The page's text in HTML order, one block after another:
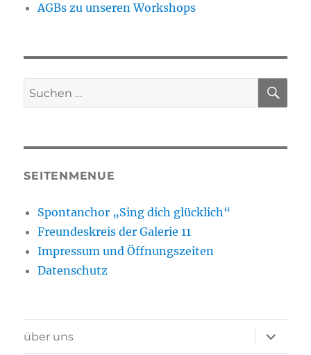
AGBs zu unseren Workshops
Suchen
nach:
SEITENMENUE
Spontanchor „Sing dich glücklich“
Freundeskreis der Galerie 11
Impressum und Öffnungszeiten
Datenschutz
über uns
öffnen